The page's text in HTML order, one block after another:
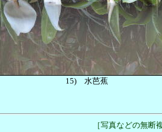
15)水芭蕉
［写真などの無断